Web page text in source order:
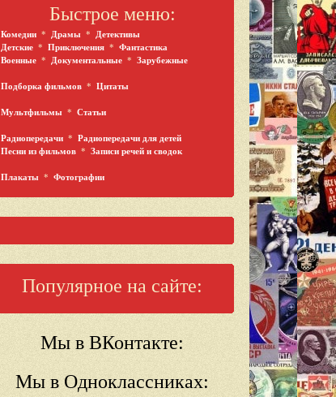
Быстрое меню:
Комедии * Драмы *
Детективы
Детские * Приключения * Фантастика
Военные * Документальные * Зарубежные
Подборка фильмов * Цитаты
Мультфильмы * Статьи
Радиопередачи * Радиопередачи для детей
Песни из фильмов * Записи речей и сводок
Плакаты * Фотографии
Популярное на сайте:
Мы в ВКонтакте:
Мы в Одноклассниках: